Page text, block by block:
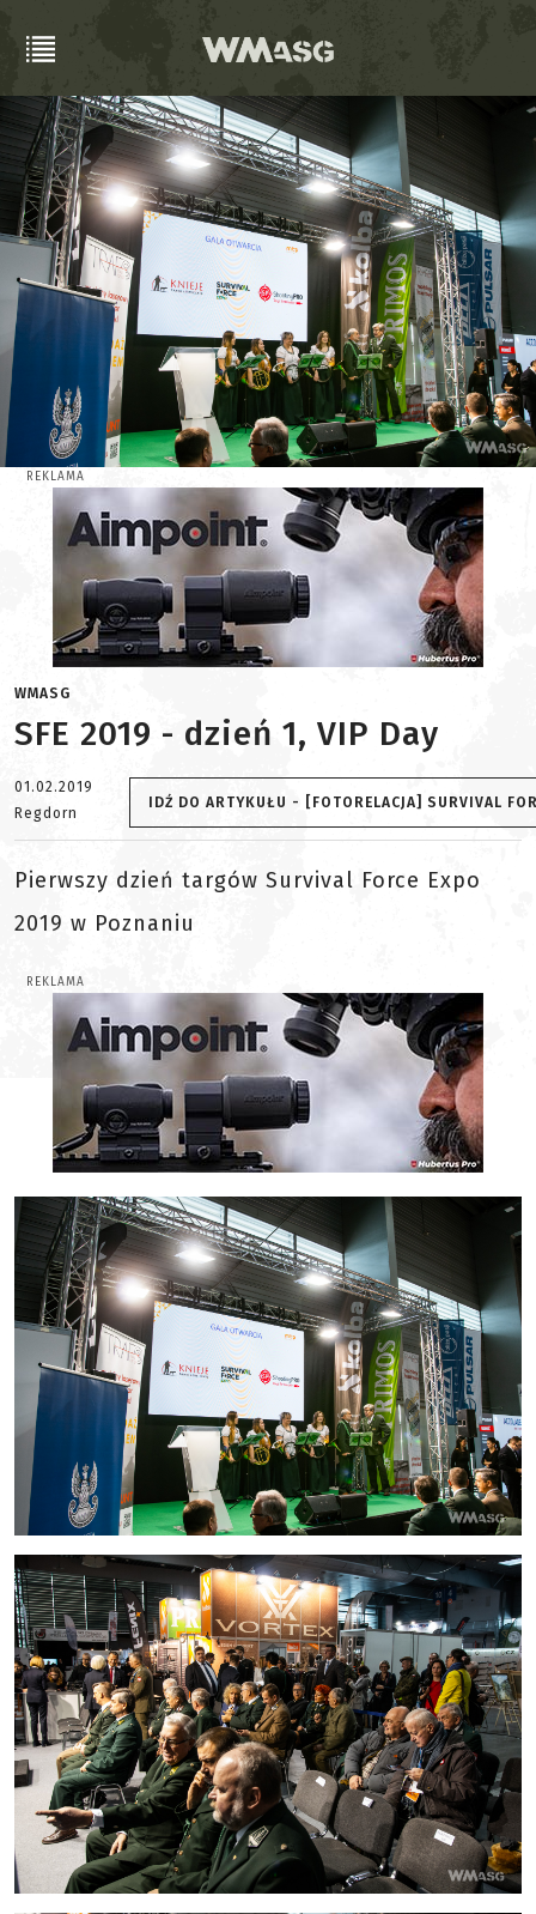
REKLAMA
WMASG
SFE 2019 - dzień 1, VIP Day
01.02.2019
Regdorn
IDŹ DO ARTYKUŁU - [FOTORELACJA] SURVIVAL
Pierwszy dzień targów Survival Force Expo
2019 w Poznaniu
REKLAMA